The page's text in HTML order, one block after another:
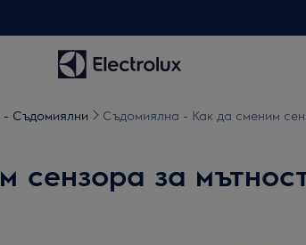
- Съдомиялни Съдомиялна - Как да сменим
сензора за